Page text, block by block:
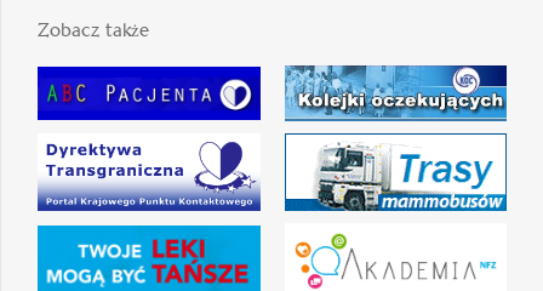
Zobacz także